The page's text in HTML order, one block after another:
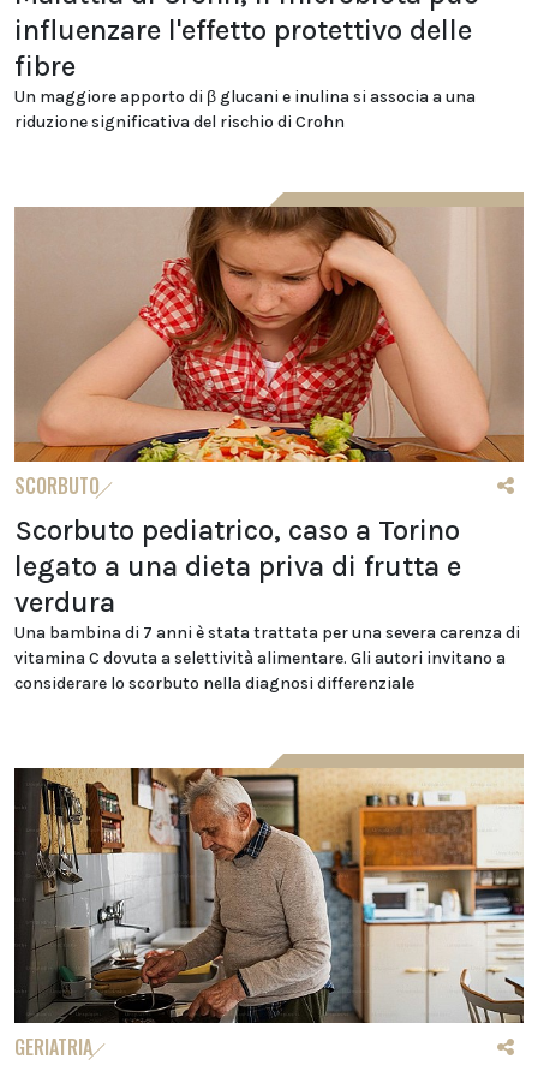
influenzare l'effetto protettivo delle
fibre
Un maggiore apporto di β glucani e inulina si associa a una
riduzione significativa del rischio di Crohn
SCORBUTO
Scorbuto pediatrico, caso a Torino
legato a una dieta priva di frutta e
verdura
Una bambina di 7 anni è stata trattata per una severa carenza di
vitamina C dovuta a selettività alimentare. Gli autori invitano a
considerare lo scorbuto nella diagnosi differenziale
GERIATRIA